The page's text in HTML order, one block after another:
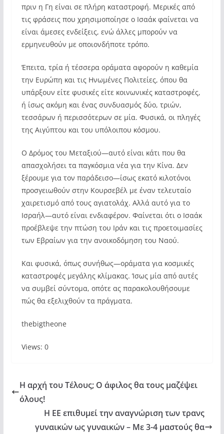
πριν η Γη είναι σε πλήρη καταστροφή. Μερικές από
τις φράσεις που χρησιμοποίησε ο Ισαάκ φαίνεται να
είναι άμεσες ενδείξεις, ενώ άλλες μπορούν να
ερμηνευθούν με οποιονδήποτε τρόπο.
Έπειτα, τρία ή τέσσερα οράματα αφορούν η καθεμία
την Ευρώπη και τις Ηνωμένες Πολιτείες, όπου θα
υπάρξουν είτε φυσικές είτε κοινωνικές καταστροφές,
ή ίσως ακόμη και ένας συνδυασμός δύο, τριών,
τεσσάρων ή περισσότερων σε μία. Φυσικά, οι πληγές
της Αιγύπτου και του υπόλοιπου κόσμου.
Ο Δρόμος του Μεταξιού—αυτό είναι κάτι που θα
απασχολήσει τα παγκόσμια νέα για την Κίνα. Δεν
ξέρουμε για τον παράδεισο—ίσως εκατό κιλοτόνοι
προσγειωθούν στην Κουρσεβέλ με έναν τελευταίο
χαιρετισμό από τους αγιατολάχ. Αλλά αυτό για το
Ισραήλ—αυτό είναι ενδιαφέρον. Φαίνεται ότι ο Ισαάκ
προέβλεψε την πτώση του Ιράν και τις προετοιμασίες
των Εβραίων για την ανοικοδόμηση του Ναού.
Και φυσικά, όπως συνήθως—οράματα για κοσμικές
καταστροφές μεγάλης κλίμακας. Ίσως μία από αυτές
να συμβεί σύντομα, οπότε ας παρακολουθήσουμε
πώς θα εξελιχθούν τα πράγματα.
thebigtheone
Views: 0
Η αρχή του Τέλους; Ο άφιλος θα τους μαζέψει
όλους!
Η ΕΕ επιθυμεί την αναγνώριση των τρανς
γυναικών ως γυναικών – Με 3-4 μαστούς θα